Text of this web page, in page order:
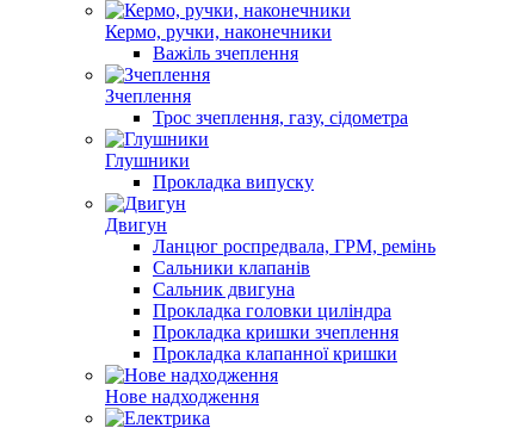
Кермо, ручки, наконечники
Важіль зчеплення
Зчеплення
Трос зчеплення, газу, сідометра
Глушники
Прокладка випуску
Двигун
Ланцюг роспредвала, ГРМ, ремiнь
Сальники клапанів
Cальник двигуна
Прокладка головки циліндра
Прокладка кришки зчеплення
Прокладка клапанної кришки
Нове надходження